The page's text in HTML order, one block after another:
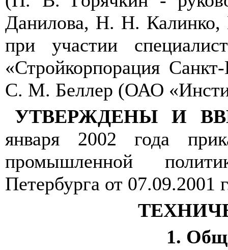
Данилова, Н. Н.
при участии
«Стройкорпорация
С. М. Беллер (ОАО
УТВЕРЖДЕНЫ И
января 2002 года
промышленной
Петербурга от 07.09.2001
1.